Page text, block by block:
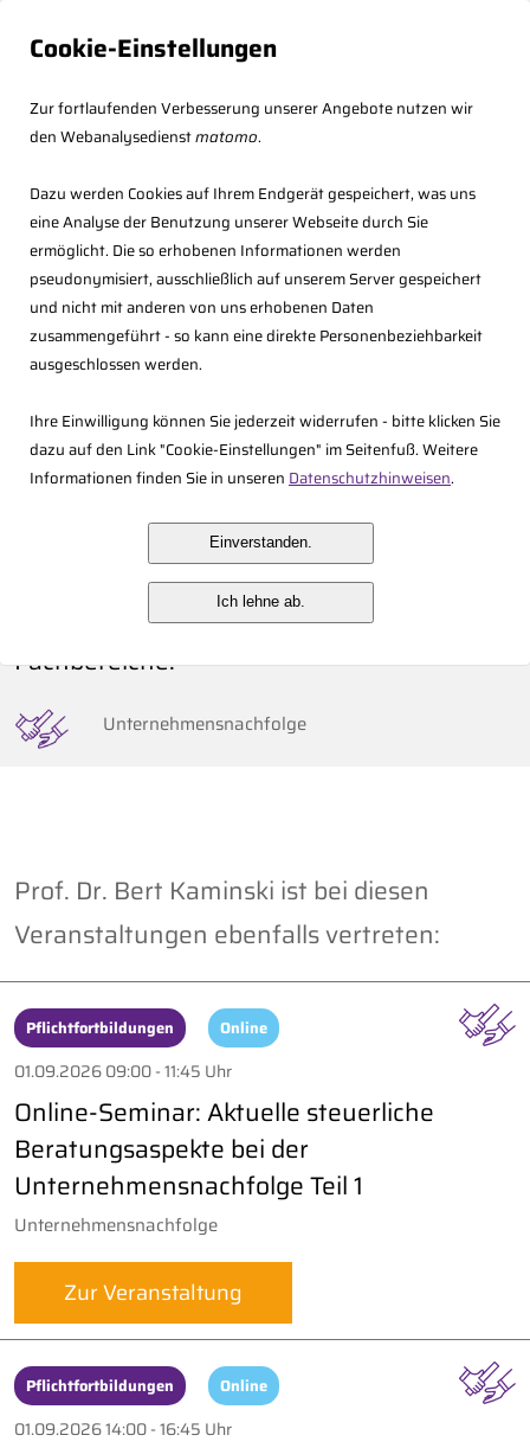
Cookie-Einstellungen
Zur fortlaufenden Verbesserung unserer Angebote nutzen wir
den Webanalysedienstmatomo.
Dazu werden Cookies auf Ihrem Endgerät gespeichert, was uns
eine Analyse der Benutzung unserer Webseite durch Sie
ermöglicht. Die so erhobenen Informationen werden
pseudonymisiert, ausschließlich auf unserem Server gespeichert
und nicht mit anderen von uns erhobenen Daten
zusammengeführt - so kann eine direkte Personenbeziehbarkeit
ausgeschlossen werden.
Ihre Einwilligung können Sie jederzeit widerrufen - bitte klicken Sie
dazu auf den Link "Cookie-Einstellungen" im Seitenfuß. Weitere
Informationen finden Sie in unseren Datenschutzhinweisen.
Einverstanden.
Ich lehne ab.
<< Zurück
Prof. Dr. Bert Kaminski
Fachbereiche:
Unternehmensnachfolge
Prof. Dr. Bert Kaminski ist bei diesen
Veranstaltungen ebenfalls vertreten:
Pflichtfortbildungen Online
01.09.2026 09:00 - 11:45 Uhr
Online-Seminar: Aktuelle steuerliche
Beratungsaspekte bei der
Unternehmensnachfolge Teil 1
Unternehmensnachfolge
Zur Veranstaltung
Pflichtfortbildungen Online
01.09.2026 14:00 - 16:45 Uhr